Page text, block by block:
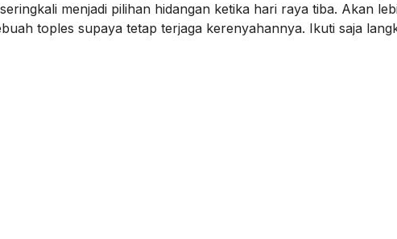
menjadi pilihan hidangan ketika hari raya tiba. Akan
toples supaya tetap terjaga kerenyahannya. Ikuti saja